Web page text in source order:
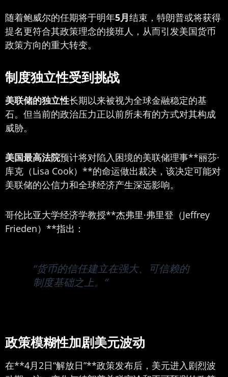
随着鲍威尔的任期将于明年5月结束，特朗普或将获得
提名更符合其政策理念的接班人，从而引发美国货币
政策方向的重大转变。
制度独立性受到挑战
美联储的独立性长期以来被视为全球金融稳定的基
石。但当前的政治压力正以前所未有的方式对其构成
威胁。
美国最高法院预计将对陷入困境的美联储理事**丽莎·
库克（Lisa Cook）**的命运做出裁决，该决定可能对
美联储的公信力和全球经济产生深远影响。
哥伦比亚大学经济学教授**杰弗里·弗里登（Jeffrey
Frieden）**指出：
“货币的信任建立在强大、可信赖的
制度基础之上。”
政策模糊性加剧美元波动
在**4月2日“解放日”**政策发布后，美元进入剧烈波